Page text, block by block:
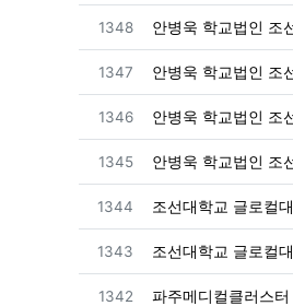
번호
1348 안병욱 학교법인 조
번호
1347 안병욱 학교법인 조
번호
1346 안병욱 학교법인 조
번호
1345 안병욱 학교법인 조
번호
1344
번호
1343
번호
1342 파주메디컬클러스